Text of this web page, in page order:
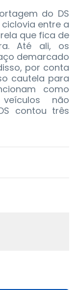
do DS
entre a
que fica de
Até ali, os
demarcado
por conta
cautela para
como
não
contou três